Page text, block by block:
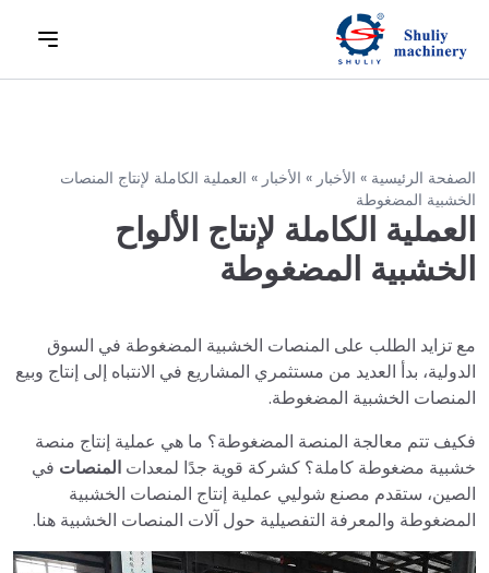
الصفحة الرئيسية » الأخبار » الأخبار » العملية الكاملة لإنتاج المنصات
الخشبية المضغوطة
العملية الكاملة لإنتاج الألواح
الخشبية المضغوطة
مع تزايد الطلب على المنصات الخشبية المضغوطة في السوق
الدولية، بدأ العديد من مستثمري المشاريع في الانتباه إلى إنتاج وبيع
المنصات الخشبية المضغوطة.
فكيف تتم معالجة المنصة المضغوطة؟ ما هي عملية إنتاج منصة
خشبية مضغوطة كاملة؟ كشركة قوية جدًا لمعدات المنصات في
الصين، ستقدم مصنع شوليي عملية إنتاج المنصات الخشبية
المضغوطة والمعرفة التفصيلية حول آلات المنصات الخشبية هنا.